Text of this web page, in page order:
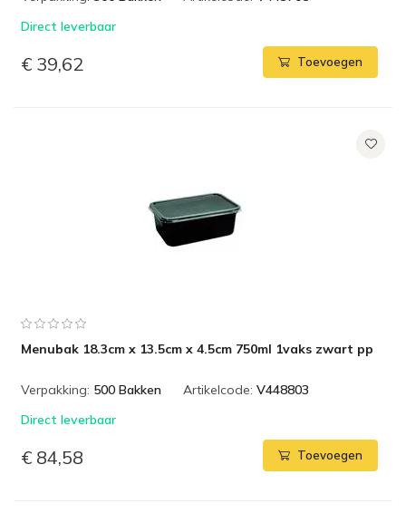
Direct leverbaar
€ 39,62 Toevoegen
Menubak 18.3cm x 13.5cm x 4.5cm 750ml 1vaks zwart pp
Verpakking: 500 Bakken Artikelcode: V448803
Direct leverbaar
€ 84,58 Toevoegen